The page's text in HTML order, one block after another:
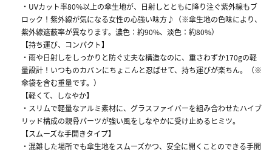
・UVカット率80%以上の傘生地が、日射しとともに降り注ぐ紫外線もブ
ロック！紫外線が気になる女性の心強い味方♪（※傘生地の色味により、
紫外線遮蔽率が異なります。濃色：約90%、淡色：約80%）
【持ち運び、コンパクト】
・雨や日射しをしっかりと防ぐ丈夫な構造なのに、重さわずか170gの軽
量設計！いつものカバンにちょこんと忍ばせて、持ち運びが楽ちん。（※
傘袋を含む重量です。）
【軽くて、しなやか】
・スリムで軽量なアルミ素材に、グラスファイバーを組み合わせたハイブ
リッド構成の親骨パーツが強い風をしなやかに受け止めるヒミツ。
【スムーズな手開きタイプ】
・混雑した場所でも傘生地をスムーズかつ、安全に開くことのできる手開